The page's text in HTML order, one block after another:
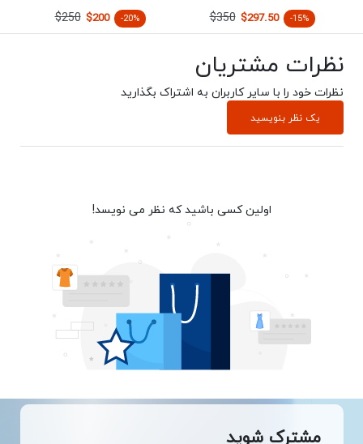
$350 $297.50 -15%
$250 $200 -20%
نظرات مشتریان
نظرات خود را با سایر کاربران به اشتراک بگذارید
یک نظر بنویسید
اولین کسی باشید که نظر می نویسد!
مشترک شوید